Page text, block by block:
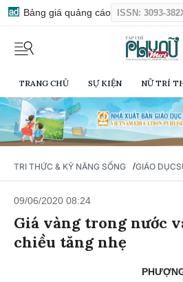
Bảng giá quảng cáo ISSN: 3093-
TRANG CHỦ SỰ KIỆN NỮ TRÍ
TRI THỨC & KỸ NĂNG SỐNG /GIÁO DỤC
09/06/2020 08:24
Giá vàng trong nước
chiều tăng nhẹ